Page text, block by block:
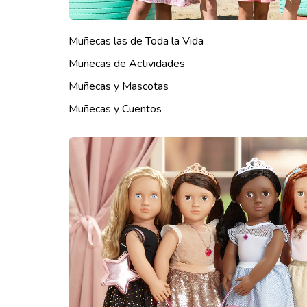
Muñecas las de Toda la Vida
Muñecas de Actividades
Muñecas y Mascotas
Muñecas y Cuentos